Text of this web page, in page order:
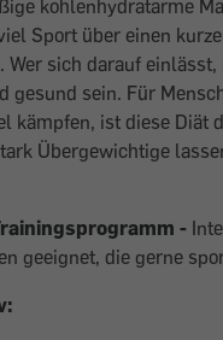
kohlenhydratarme
Sport über einen
Wer sich darauf
gesund sein. Für
kämpfen, ist diese Diät
Übergewichtige
-
geeignet, die gerne